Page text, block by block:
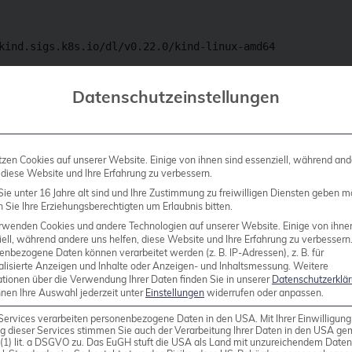
Cluster installieren. Dazu gehören
kindbenötigen wirdocker, da der Kubernetes-
uns den Zugriff auf Kubernetes nach der
Datenschutzeinstellungen
Cookies auf unserer Website. Einige von ihnen sind essenziell, während
Website und Ihre Erfahrung zu verbessern.
unter 16 Jahre alt sind und Ihre Zustimmung zu freiwilligen Diensten geben
Sie Ihre Erziehungsberechtigten um Erlaubnis bitten.
Cookies und andere Technologien auf unserer Website. Einige von
während andere uns helfen, diese Website und Ihre Erfahrung zu verbessern.
Daten können verarbeitet werden (z. B. IP-Adressen), z. B. für
Anzeigen und Inhalte oder Anzeigen- und Inhaltsmessung. Weitere
über die Verwendung Ihrer Daten finden Sie in unserer
Ihre Auswahl jederzeit unter Einstellungen widerrufen oder anpassen.
verarbeiten personenbezogene Daten in den USA. Mit Ihrer
dieser Services stimmen Sie auch der Verarbeitung Ihrer Daten in den USA
lit. a DSGVO zu. Das EuGH stuft die USA als Land mit unzureichendem